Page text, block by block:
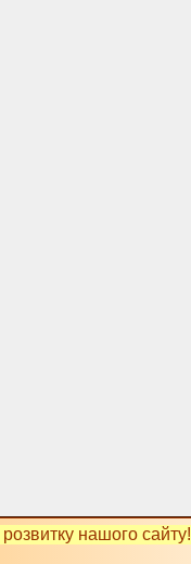
розвитку нашого сайту!